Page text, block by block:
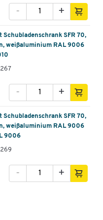
+
-
Schubladenschrank SFR 70,
weißaluminium RAL 9006
+
-
Schubladenschrank SFR 70,
weißaluminium RAL 9006
9006
+
-